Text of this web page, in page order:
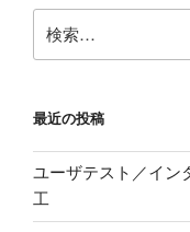
索:
最近の投稿
ユーザテスト／イン
工